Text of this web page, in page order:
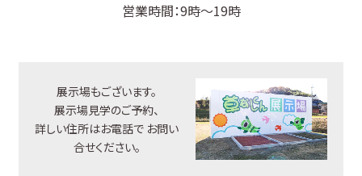
営業時間：9時～19時
展示場もございます。
展示場見学のご予約、
詳しい住所はお電話で お問い
合せください。